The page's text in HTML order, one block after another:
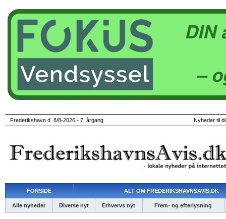
Frederikshavn d. 8/8-2026 - 7. årgang Nyheder til
FORSIDE ALT OM FREDERIKSHAVNSAVIS.DK
Alle nyheder Diverse nyt Erhvervs nyt Frem- og efterlysning